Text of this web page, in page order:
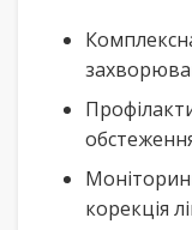
корекція